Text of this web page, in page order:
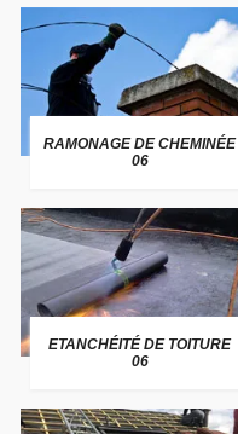
RAMONAGE DE CHEMINÉE
06
ETANCHÉITÉ DE TOITURE
06